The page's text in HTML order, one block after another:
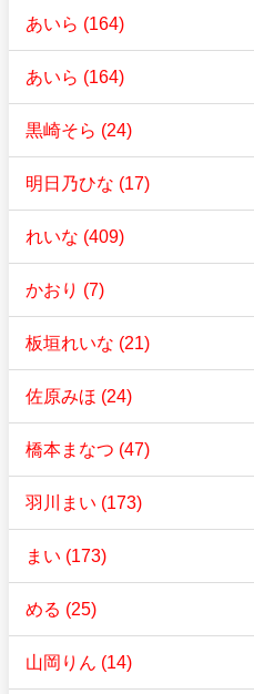
あいら (164)
あいら (164)
黒崎そら (24)
明日乃ひな (17)
れいな (409)
かおり (7)
板垣れいな (21)
佐原みほ (24)
橋本まなつ (47)
羽川まい (173)
まい (173)
める (25)
山岡りん (14)